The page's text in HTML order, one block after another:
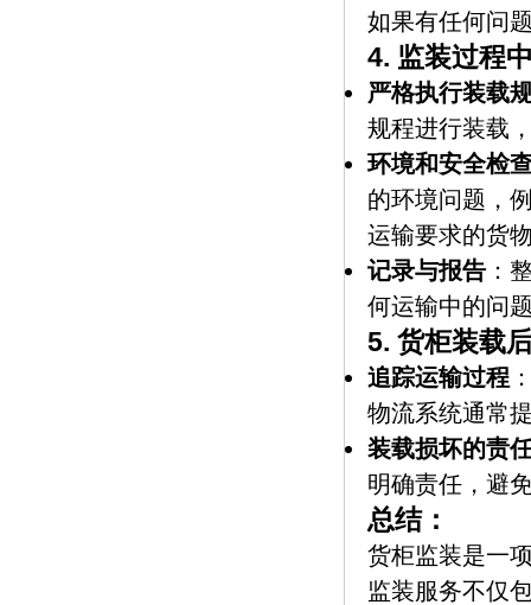
如果有任何问
4. 监装过程
严格执行装载
规程进行装载
环境和安全检
的环境问题，
运输要求的货
记录与报告 ：
何运输中的问
5. 货柜装载
追踪运输过程
物流系统通常
装载损坏的责
明确责任，避
总结：
货柜监装是一
监装服务不仅